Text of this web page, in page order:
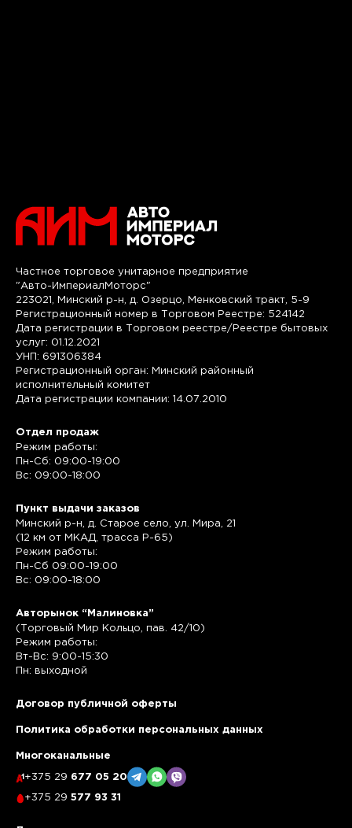
Частное торговое унитарное предприятие
"Авто-ИмпериалМоторс"
223021, Минский р-н, д. Озерцо, Менковский тракт, 5-9
Регистрационный номер в Торговом Реестре: 524142
Дата регистрации в Торговом реестре/Реестре бытовых
услуг: 01.12.2021
УНП: 691306384
Регистрационный орган: Минский районный
исполнительный комитет
Дата регистрации компании: 14.07.2010
Отдел продаж
Режим работы:
Пн-Сб: 09:00-19:00
Вс: 09:00-18:00
Пункт выдачи заказов
Минский р-н, д. Старое село, ул. Мира, 21
(12 км от МКАД, трасса P-65)
Режим работы:
Пн-Сб 09:00-19:00
Вс: 09:00-18:00
Авторынок “Малиновка”
(Торговый Мир Кольцо, пав. 42/10)
Режим работы:
Вт-Вс: 9:00-15:30
Пн: выходной
Договор публичной оферты
Политика обработки персональных данных
Многоканальные
+375 29 677 05 20
+375 29 577 93 31